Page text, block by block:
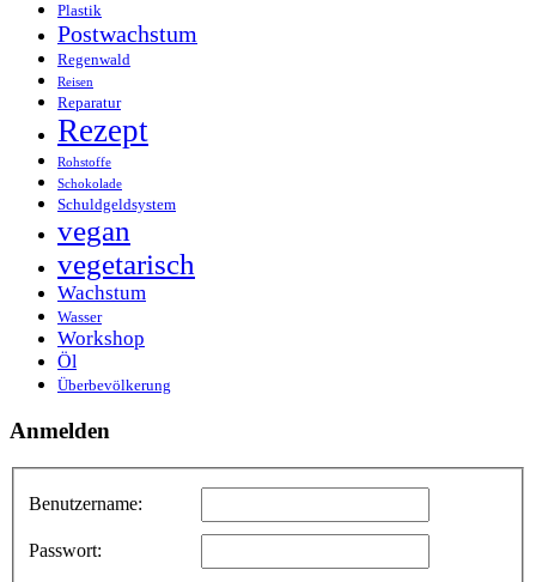
Plastik
Postwachstum
Regenwald
Reisen
Reparatur
Rezept
Rohstoffe
Schokolade
Schuldgeldsystem
vegan
vegetarisch
Wachstum
Wasser
Workshop
Öl
Überbevölkerung
Anmelden
Benutzername:
Passwort: